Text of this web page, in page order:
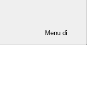
Menu di